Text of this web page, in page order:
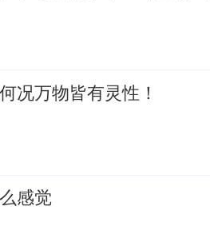
况万物皆有灵性！
感觉